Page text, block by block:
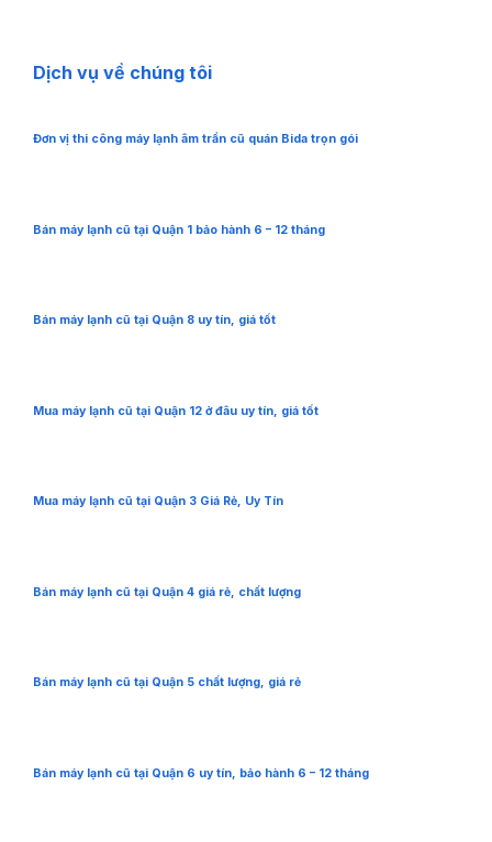
Dịch vụ về chúng tôi
Đơn vị thi công máy lạnh âm trần cũ quán Bida trọn gói
Bán máy lạnh cũ tại Quận 1 bảo hành 6 – 12 tháng
Bán máy lạnh cũ tại Quận 8 uy tín, giá tốt
Mua máy lạnh cũ tại Quận 12 ở đâu uy tín, giá tốt
Mua máy lạnh cũ tại Quận 3 Giá Rẻ, Uy Tín
Bán máy lạnh cũ tại Quận 4 giá rẻ, chất lượng
Bán máy lạnh cũ tại Quận 5 chất lượng, giá rẻ
Bán máy lạnh cũ tại Quận 6 uy tín, bảo hành 6 – 12 tháng